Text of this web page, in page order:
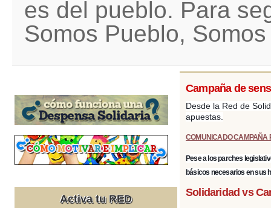
es del pueblo. Para
Somos Pueblo,
Campaña de
Desde la Red de
apuestas.
COMUNICADO CAMPAÑA
Pese a los parches
básicos necesarios en sus
Solidaridad vs
Activa tu RED